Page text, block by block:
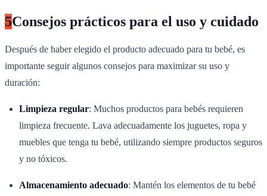
5Consejos prácticos para el uso y cuidado
Después de haber elegido el producto adecuado para tu bebé, es
importante seguir algunos consejos para maximizar su uso y
duración:
Limpieza regular: Muchos productos para bebés requieren
limpieza frecuente. Lava adecuadamente los juguetes, ropa y
muebles que tenga tu bebé, utilizando siempre productos seguros
y no tóxicos.
Almacenamiento adecuado: Mantén los elementos de tu bebé